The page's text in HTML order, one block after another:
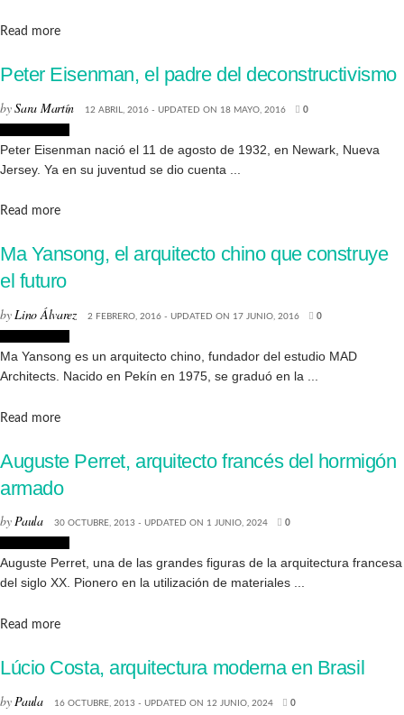
Read moreDetails
Peter Eisenman, el padre del deconstructivismo
bySara Martín 12 ABRIL, 2016 - UPDATED ON 18 MAYO, 2016 0
Peter Eisenman nació el 11 de agosto de 1932, en Newark, Nueva
Jersey. Ya en su juventud se dio cuenta ...
Read moreDetails
Ma Yansong, el arquitecto chino que construye
el futuro
byLino Álvarez 2 FEBRERO, 2016 - UPDATED ON 17 JUNIO, 2016 0
Ma Yansong es un arquitecto chino, fundador del estudio MAD
Architects. Nacido en Pekín en 1975, se graduó en la ...
Read moreDetails
Auguste Perret, arquitecto francés del hormigón
armado
byPaula 30 OCTUBRE, 2013 - UPDATED ON 1 JUNIO, 2024 0
Auguste Perret, una de las grandes figuras de la arquitectura francesa
del siglo XX. Pionero en la utilización de materiales ...
Read moreDetails
Lúcio Costa, arquitectura moderna en Brasil
by Paula 16 OCTUBRE, 2013 - UPDATED ON 12 JUNIO, 2024 0